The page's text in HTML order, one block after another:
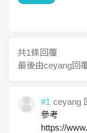
共1條回覆
最後由ceyang回
#1 ceyang
參考
https://